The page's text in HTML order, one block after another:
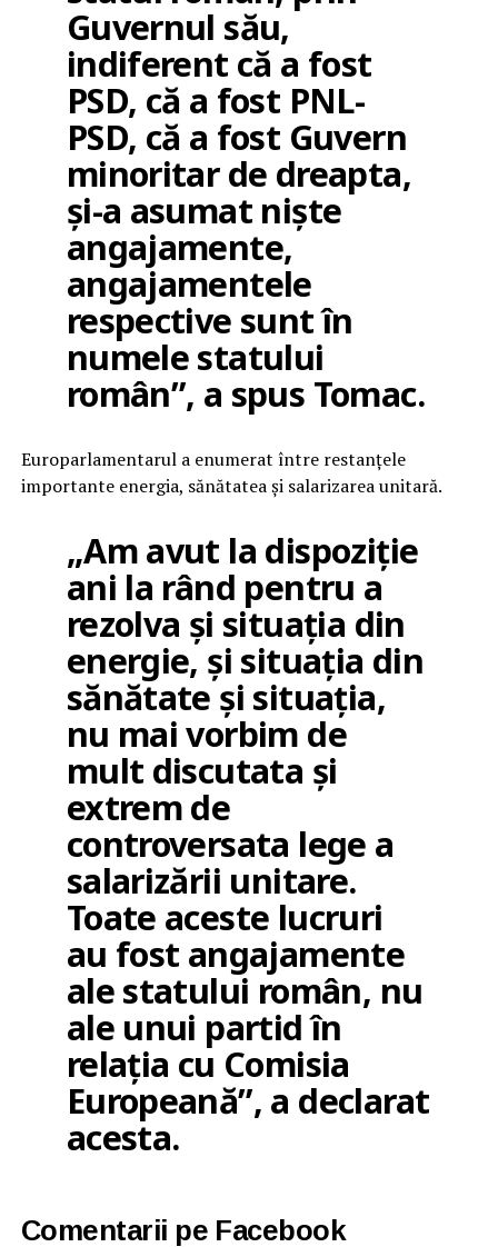
Guvernul său,
indiferent că a fost
PSD, că a fost PNL-
PSD, că a fost Guvern
minoritar de dreapta,
și-a asumat niște
angajamente,
angajamentele
respective sunt în
numele statului
român”, a spus Tomac.
Europarlamentarul a enumerat între restanțele
importante energia, sănătatea și salarizarea unitară.
„Am avut la dispoziție
ani la rând pentru a
rezolva și situația din
energie, și situația din
sănătate și situația,
nu mai vorbim de
mult discutata și
extrem de
controversata lege a
salarizării unitare.
Toate aceste lucruri
au fost angajamente
ale statului român, nu
ale unui partid în
relația cu Comisia
Europeană”, a declarat
acesta.
Comentarii pe Facebook